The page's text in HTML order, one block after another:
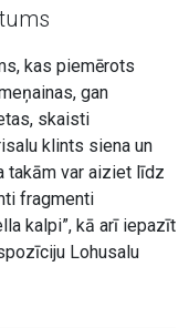
kas piemērots
gan
skaisti
klints siena un
takām var aiziet līdz
fragmenti
kalpi”, kā arī iepazīt
Lohusalu